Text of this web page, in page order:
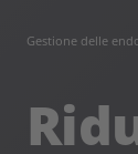
Gestione delle